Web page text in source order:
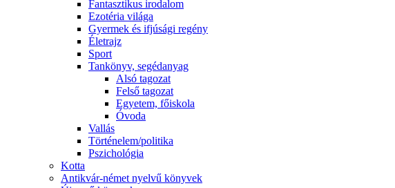
Fantasztikus irodalom
Ezotéria világa
Gyermek és ifjúsági regény
Életrajz
Sport
Tankönyv, segédanyag
Alsó tagozat
Felső tagozat
Egyetem, főiskola
Óvoda
Vallás
Történelem/politika
Pszichológia
Kotta
Antikvár-német nyelvű könyvek